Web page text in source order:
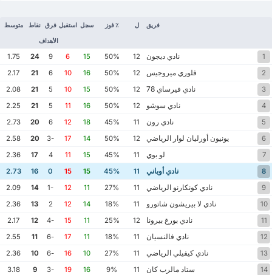
فريق ل ٪ فوز سجل استقبل فرق
الأهداف
نقاط متوسط
1 نادي ديجون 12
50%
15
6
9
24
1.75
2
فلوري ميروجيس 12
50%
16
10
6
21
2.17
3
نادي فيرساي 78 12
50%
15
10
5
21
2.08
4
نادي سوشو 12
50%
16
11
5
21
2.25
5
نادي رون 11
45%
18
12
6
20
2.73
6
يونيون أورليان لوار الرياضي 12
50%
14
17
-3
20
2.58
7
لو بوي 11
45%
15
11
4
17
2.36
8
نادي أوباني 11
45%
15
15
0
16
2.73
9
نادي كونكارنو الرياضي 11
27%
11
12
-1
14
2.09
10
نادي لا بيريشون شاتورو 11
18%
14
12
2
13
2.36
11
نادي بورغ بيرونا 12
25%
11
15
-4
12
2.17
12
نادي فالنسيان 11
18%
11
17
-6
11
2.55
13
نادي كيفيلي الرياضي 11
27%
10
16
-6
10
2.36
14
ستاد مالرب كان 11
9%
16
19
-3
9
3.18